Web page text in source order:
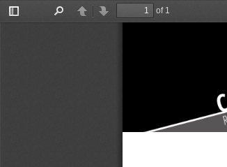
Toggle
PreviousNext
of 1